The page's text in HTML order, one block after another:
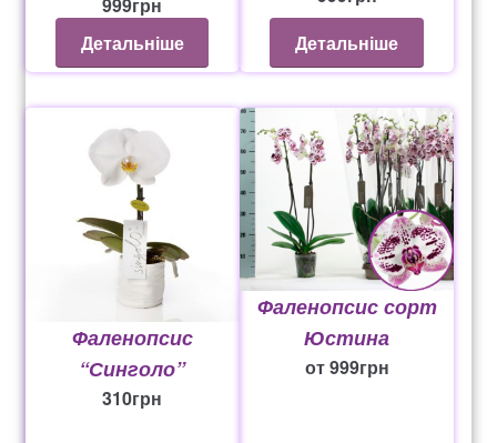
Рахунок 936
счет 1650
счет 300
счет 3235
счет 575
ТОТАЛЬНИЙ РОЗПРОДАЖ
999грн
Детальніше
Детальніше
Фаленопсис
“Синголо”
310грн
Фаленопсис сорт
Юстина
от999грн